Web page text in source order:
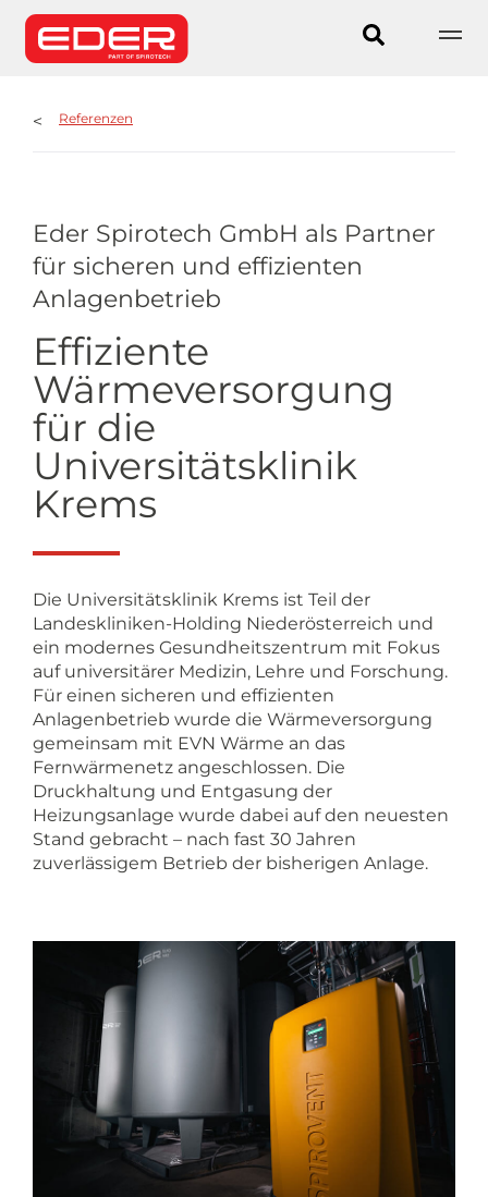
Referenzen
Eder Spirotech GmbH als Partner
für sicheren und effizienten
Anlagenbetrieb
Effiziente
Wärmeversorgung
für die
Universitätsklinik
Krems
Die Universitätsklinik Krems ist Teil der
Landeskliniken-Holding Niederösterreich und
ein modernes Gesundheitszentrum mit Fokus
auf universitärer Medizin, Lehre und Forschung.
Für einen sicheren und effizienten
Anlagenbetrieb wurde die Wärmeversorgung
gemeinsam mit EVN Wärme an das
Fernwärmenetz angeschlossen. Die
Druckhaltung und Entgasung der
Heizungsanlage wurde dabei auf den neuesten
Stand gebracht – nach fast 30 Jahren
zuverlässigem Betrieb der bisherigen Anlage.